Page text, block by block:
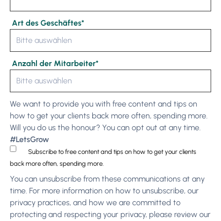
Art des Geschäftes*
Anzahl der Mitarbeiter*
We want to provide you with free content and tips on
how to get your clients back more often, spending more.
Will you do us the honour? You can opt out at any time.
#LetsGrow
Subscribe to free content and tips on how to get your clients
back more often, spending more.
You can unsubscribe from these communications at any
time. For more information on how to unsubscribe, our
privacy practices, and how we are committed to
protecting and respecting your privacy, please review our